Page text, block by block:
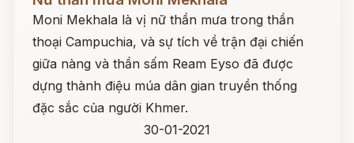
Moni Mekhala là vị nữ thần mưa trong thần
thoại Campuchia, và sự tích về trận đại chiến
giữa nàng và thần sấm Ream Eyso đã được
dựng thành điệu múa dân gian truyền thống
đặc sắc của người Khmer.
30-01-2021